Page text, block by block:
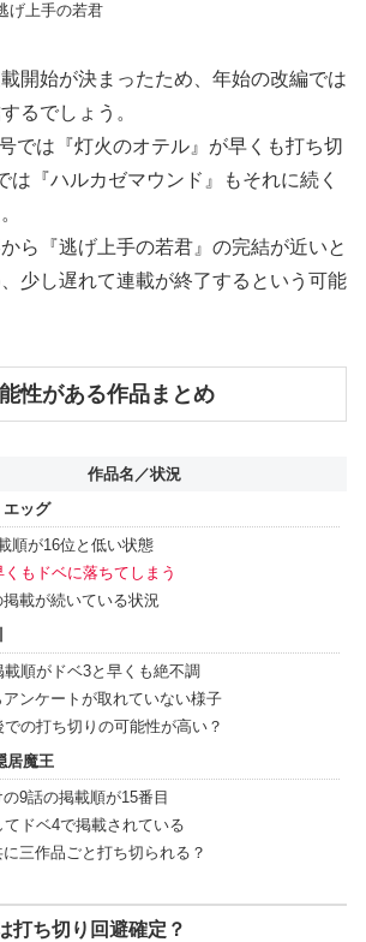
げ上手の若君
開始が決まったため、年始の改編では
るでしょう。
では『灯火のオテル』が早くも打ち切
は『ハルカゼマウンド』もそれに続く
ら『逃げ上手の若君』の完結が近いと
少し遅れて連載が終了するという可能
性がある作品まとめ
作品名／状況
エッグ
順が16位と低い状態
くもドベに落ちてしまう
掲載が続いている状況
載順がドベ3と早くも絶不調
アンケートが取れていない様子
での打ち切りの可能性が高い？
居魔王
の9話の掲載順が15番目
てドベ4で掲載されている
に三作品ごと打ち切られる？
打ち切り回避確定？